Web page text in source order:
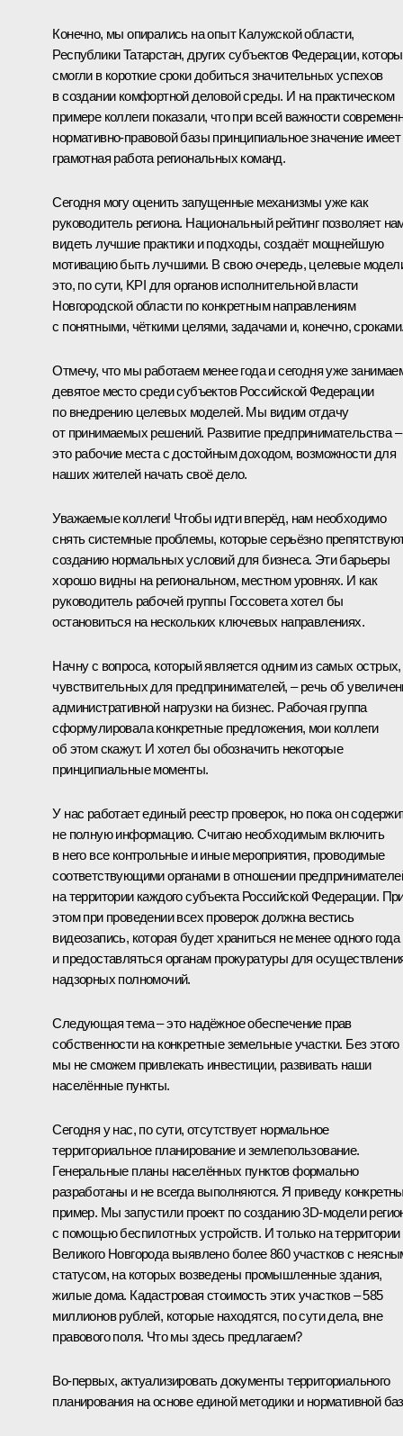
Конечно, мы опирались на опыт Калужской области,
Республики Татарстан, других субъектов Федерации,
смогли в короткие сроки добиться значительных успехов
в создании комфортной деловой среды. И на практическом
примере коллеги показали, что при всей важности
нормативно-правовой базы принципиальное значение имеет
грамотная работа региональных команд.
Сегодня могу оценить запущенные механизмы уже как
руководитель региона. Национальный рейтинг позволяет
видеть лучшие практики и подходы, создаёт мощнейшую
мотивацию быть лучшими. В свою очередь, целевые
это, по сути, KPI для органов исполнительной власти
Новгородской области по конкретным направлениям
с понятными, чёткими целями, задачами и, конечно,
Отмечу, что мы работаем менее года и сегодня уже
девятое место среди субъектов Российской Федерации
по внедрению целевых моделей. Мы видим отдачу
от принимаемых решений. Развитие предпринимательства –
это рабочие места с достойным доходом, возможности для
наших жителей начать своё дело.
Уважаемые коллеги! Чтобы идти вперёд, нам необходимо
снять системные проблемы, которые серьёзно
созданию нормальных условий для бизнеса. Эти барьеры
хорошо видны на региональном, местном уровнях. И как
руководитель рабочей группы Госсовета хотел бы
остановиться на нескольких ключевых направлениях.
Начну с вопроса, который является одним из самых острых,
чувствительных для предпринимателей, – речь об
административной нагрузки на бизнес. Рабочая группа
сформулировала конкретные предложения, мои коллеги
об этом скажут. И хотел бы обозначить некоторые
принципиальные моменты.
У нас работает единый реестр проверок, но пока он
не полную информацию. Считаю необходимым включить
в него все контрольные и иные мероприятия, проводимые
соответствующими органами в отношении
на территории каждого субъекта Российской Федерации.
этом при проведении всех проверок должна вестись
видеозапись, которая будет храниться не менее одного года
и предоставляться органам прокуратуры для
надзорных полномочий.
Следующая тема – это надёжное обеспечение прав
собственности на конкретные земельные участки. Без этого
мы не сможем привлекать инвестиции, развивать наши
населённые пункты.
Сегодня у нас, по сути, отсутствует нормальное
территориальное планирование и землепользование.
Генеральные планы населённых пунктов формально
разработаны и не всегда выполняются. Я приведу
пример. Мы запустили проект по созданию 3D-модели
с помощью беспилотных устройств. И только на территории
Великого Новгорода выявлено более 860 участков с
статусом, на которых возведены промышленные здания,
жилые дома. Кадастровая стоимость этих участков – 585
миллионов рублей, которые находятся, по сути дела, вне
правового поля. Что мы здесь предлагаем?
Во-первых, актуализировать документы территориального
планирования на основе единой методики и нормативной